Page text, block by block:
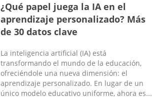
¿Qué papel juega la IA en el
aprendizaje personalizado? Más
de 30 datos clave
La inteligencia artificial (IA) está
transformando el mundo de la educación,
ofreciéndole una nueva dimensión: el
aprendizaje personalizado. En lugar de un
único modelo educativo uniforme, ahora es...